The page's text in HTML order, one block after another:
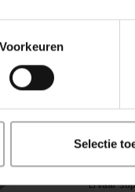
Voorkeuren
Selectie
Neutrik
Neutrik |
Ervaar